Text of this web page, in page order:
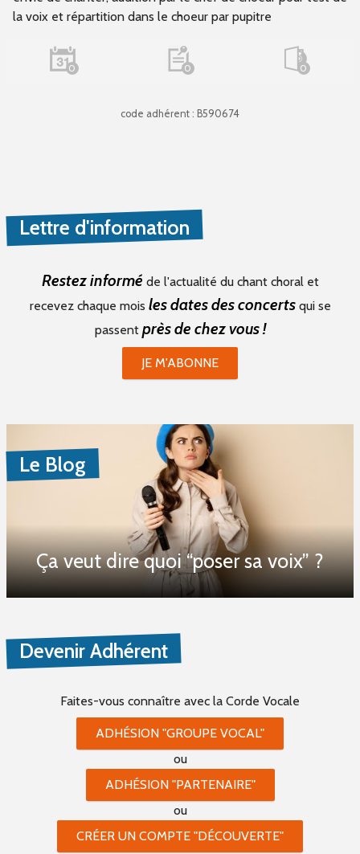
la voix et répartition dans le choeur par pupitre
0 0 0
code adhérent : B590674
Lettre d'information
Restez informé de l'actualité du chant choral et
recevez chaque mois les dates des concertsqui se
passent près de chez vous !
JE M'ABONNE
Le Blog
Ça veut dire quoi “poser sa voix” ?
Devenir Adhérent
Faites-vous connaître avec la Corde Vocale
ADHÉSION "GROUPE VOCAL"
ou
ADHÉSION "PARTENAIRE"
ou
CRÉER UN COMPTE "DÉCOUVERTE"